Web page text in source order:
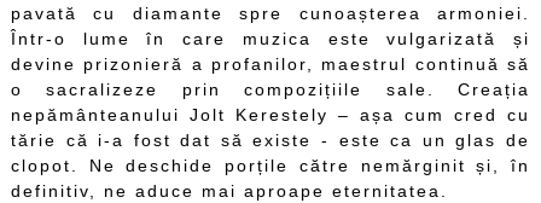
pavată cu diamante spre cunoașterea armoniei.
Într-o lume în care muzica este vulgarizată și
devine prizonieră a profanilor, maestrul continuă să
o sacralizeze prin compozițiile sale. Creația
nepământeanului Jolt Kerestely – așa cum cred cu
tărie că i-a fost dat să existe - este ca un glas de
clopot. Ne deschide porțile către nemărginit și, în
definitiv, ne aduce mai aproape eternitatea.